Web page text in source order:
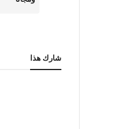
شارك هذا